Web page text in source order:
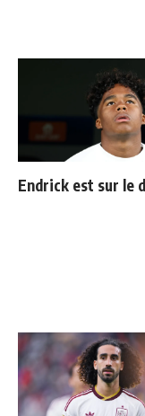
Endrick est sur le